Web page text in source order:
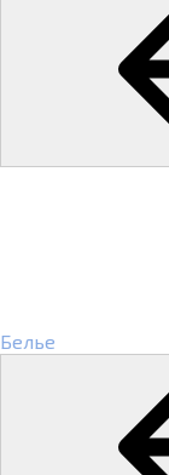
Белье